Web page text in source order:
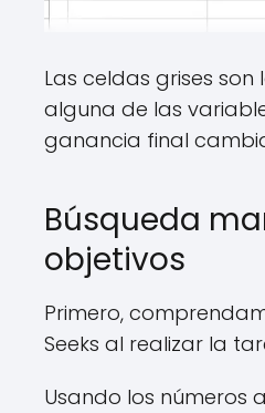
Las celdas grises son
alguna de las
ganancia final
Búsqueda
objetivos
Primero,
Seeks al realizar la
Usando los números